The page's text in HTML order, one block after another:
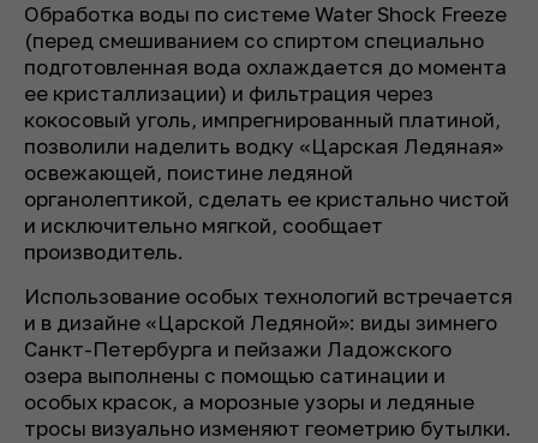
Обработка воды по системе Water Shock Freeze
(перед смешиванием со спиртом специально
подготовленная вода охлаждается до момента
ее кристаллизации) и фильтрация через
кокосовый уголь, импрегнированный платиной,
позволили наделить водку «Царская Ледяная»
освежающей, поистине ледяной
органолептикой, сделать ее кристально чистой
и исключительно мягкой, сообщает
производитель.
Использование особых технологий встречается
и в дизайне «Царской Ледяной»: виды зимнего
Санкт-Петербурга и пейзажи Ладожского
озера выполнены с помощью сатинации и
особых красок, а морозные узоры и ледяные
тросы визуально изменяют геометрию бутылки.